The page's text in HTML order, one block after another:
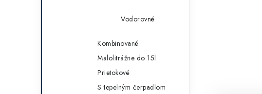
Vodorovné
Kombinované
Malolitrážne do 15l
Prietokové
S tepelným čerpadlom